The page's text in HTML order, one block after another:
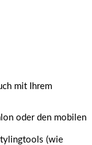
mit Ihrem
oder den mobilen
(wie